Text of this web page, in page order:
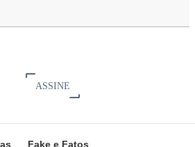
ASSINE
Fake e Fatos